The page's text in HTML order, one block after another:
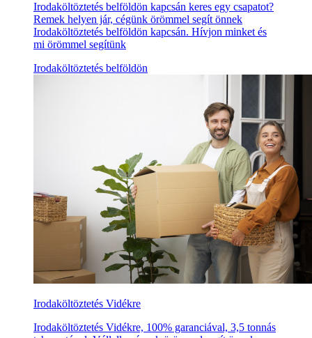
Irodaköltöztetés belföldön kapcsán keres egy csapatot?
Remek helyen jár, cégünk örömmel segít önnek
Irodaköltöztetés belföldön kapcsán. Hívjon minket és
mi örömmel segítünk
Irodaköltöztetés belföldön
Irodaköltöztetés Vidékre
Irodaköltöztetés Vidékre, 100% garanciával, 3,5 tonnás